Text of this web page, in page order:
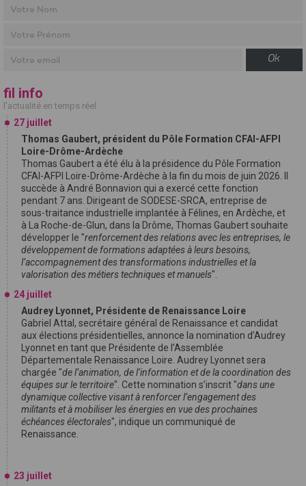
Ok
fil info
l'actualité en temps réel
27 juillet
Thomas Gaubert, président du Pôle Formation CFAI-AFPI
Loire-Drôme-Ardèche
Thomas Gaubert a été élu à la présidence du Pôle Formation
CFAI-AFPI Loire-Drôme-Ardèche à la fin du mois de juin 2026. Il
succède à André Bonnavion qui a exercé cette fonction
pendant 7 ans. Dirigeant de SODESE-SRCA, entreprise de
sous-traitance industrielle implantée à Félines, en Ardèche, et
à La Roche-de-Glun, dans la Drôme, Thomas Gaubert souhaite
développer le "renforcement des relations avec les entreprises, le
développement de formations adaptées à leurs besoins,
l’accompagnement des transformations industrielles et la
valorisation des métiers techniques et manuels".
24 juillet
Audrey Lyonnet, Présidente de Renaissance Loire
Gabriel Attal, secrétaire général de Renaissance et candidat
aux élections présidentielles, annonce la nomination d’Audrey
Lyonnet en tant que Présidente de l’Assemblée
Départementale Renaissance Loire. Audrey Lyonnet sera
chargée "de l’animation, de l’information et de la coordination des
équipes sur le territoire". Cette nomination s’inscrit "dans une
dynamique collective visant à renforcer l’engagement des
militants et à mobiliser les énergies en vue des prochaines
échéances électorales", indique un communiqué de
Renaissance.
23 juillet